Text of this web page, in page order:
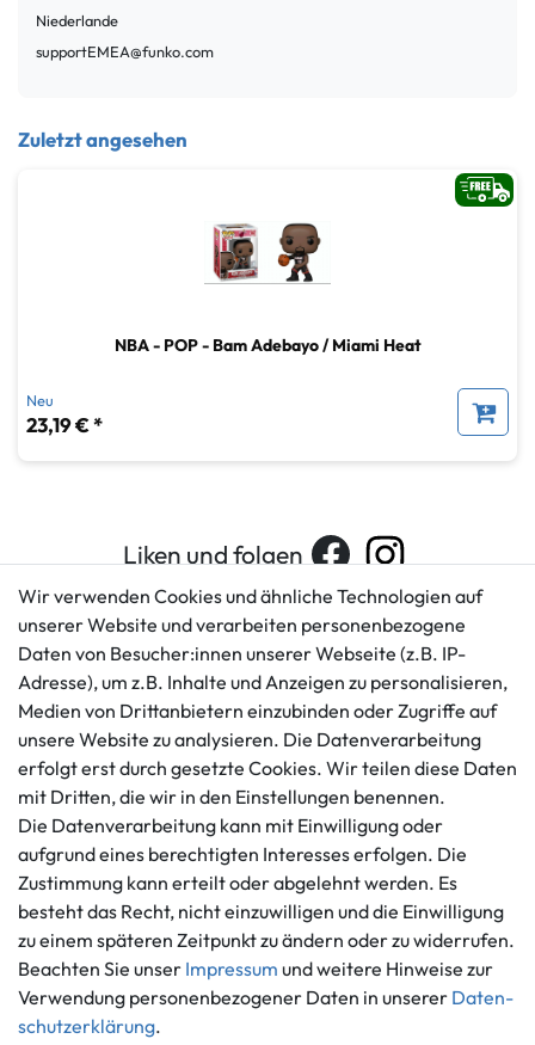
Niederlande
supportEMEA@funko.com
Zuletzt angesehen
NBA - POP - Bam Adebayo / Miami Heat
Neu
23,19 € *
Liken und folgen
Kundenservice
+49 421 596586
info@gameworld.de
Kontaktformular
Rechtliches
AGB
Impressum
Datenschutzerklärung
Widerrufs­recht
Vertrag widerrufen
Informationen
Über uns
Häufig gestellte Fragen
Zahlung und Versand
Zahlungsmöglichkeiten
Wir verwenden Cookies und ähnliche Technologien auf
unserer Website und verarbeiten personenbezogene
Daten von Besucher:innen unserer Webseite (z.B. IP-
Adresse), um z.B. Inhalte und Anzeigen zu personalisieren,
Medien von Drittanbietern einzubinden oder Zugriffe auf
unsere Website zu analysieren. Die Datenverarbeitung
erfolgt erst durch gesetzte Cookies. Wir teilen diese Daten
mit Dritten, die wir in den Einstellungen benennen.
Die Datenverarbeitung kann mit Einwilligung oder
aufgrund eines berechtigten Interesses erfolgen. Die
Zustimmung kann erteilt oder abgelehnt werden. Es
besteht das Recht, nicht einzuwilligen und die Einwilligung
zu einem späteren Zeitpunkt zu ändern oder zu widerrufen.
Beachten Sie unser Impressum und weitere Hinweise zur
Verwendung personenbezogener Daten in unserer Daten­
schutz­erklärung.